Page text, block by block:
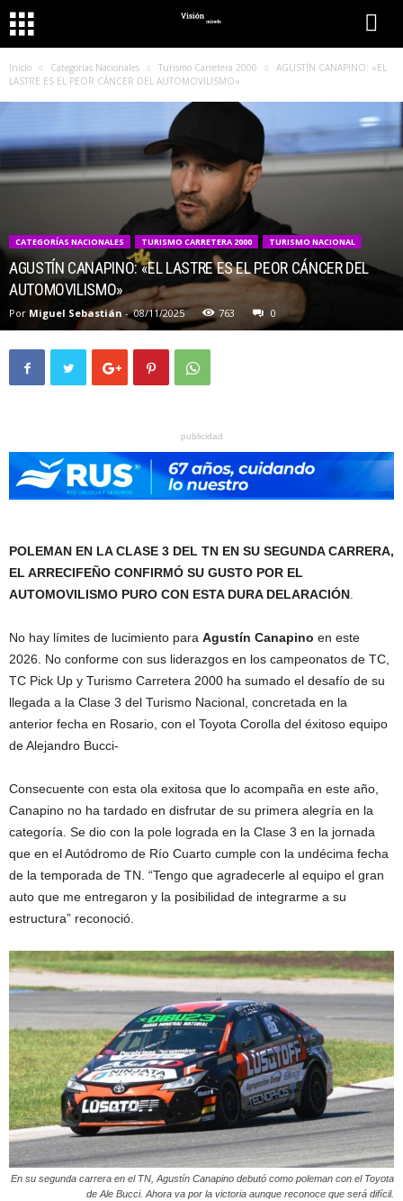
Inicio Categorías Nacionales Turismo Carretera 2000
AGUSTÍN CANAPINO: «EL
LASTRE ES EL PEOR CÁNCER DEL AUTOMOVILISMO»
CATEGORÍAS NACIONALES TURISMO CARRETERA 2000 TURISMO NACIONAL
AGUSTÍN CANAPINO: «EL LASTRE ES EL PEOR CÁNCER DEL
AUTOMOVILISMO»
Por Miguel Sebastián- 08/11/2025 763 0
publicidad
POLEMAN EN LA CLASE 3 DEL TN EN SU SEGUNDA CARRERA,
EL ARRECIFEÑO CONFIRMÓ SU GUSTO POR EL
AUTOMOVILISMO PURO CON ESTA DURA DELARACIÓN.
No hay límites de lucimiento para Agustín Canapino en este
2026. No conforme con sus liderazgos en los campeonatos de TC,
TC Pick Up y Turismo Carretera 2000 ha sumado el desafío de su
llegada a la Clase 3 del Turismo Nacional, concretada en la
anterior fecha en Rosario, con el Toyota Corolla del éxitoso equipo
de Alejandro Bucci-
Consecuente con esta ola exitosa que lo acompaña en este año,
Canapino no ha tardado en disfrutar de su primera alegría en la
categoría. Se dio con la pole lograda en la Clase 3 en la jornada
que en el Autódromo de Río Cuarto cumple con la undécima fecha
de la temporada de TN. “Tengo que agradecerle al equipo el gran
auto que me entregaron y la posibilidad de integrarme a su
estructura” reconoció.
En su segunda carrera en el TN, Agustín Canapino debutó como poleman con el Toyota
de Ale Bucci. Ahora va por la victoria aunque reconoce que será difícil.